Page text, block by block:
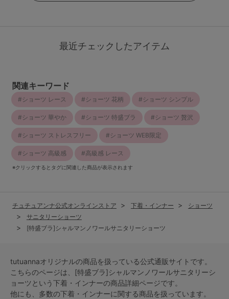
最近チェックしたアイテム
関連キーワード
ショーツ レース ショーツ 花柄 ショーツ シンプル
ショーツ 華やか ショーツ 特盛ブラ ショーツ 贅沢
ショーツ ストレスフリー ショーツ WEB限定
ショーツ 高級感 高級感 レース
※クリックするとタグに関連した商品が表示されます
チュチュアンナ公式オンラインストア 下着・インナー
ショーツ
サニタリーショーツ
[特盛ブラ]シャルマンノワールサニタリーショーツ
tutuannaオリジナルの商品を扱っている公式通販サイトです。
こちらのページは、[特盛ブラ]シャルマンノワールサニタリーシ
ョーツという下着・インナーの商品詳細ページです。
他にも、多数の下着・インナーに関する商品を扱っています。